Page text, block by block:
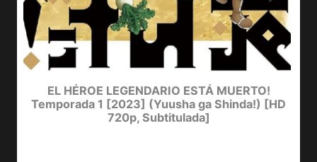
EL HÉROE LEGENDARIO ESTÁ MUERTO!
Temporada 1 [2023] (Yuusha ga Shinda!) [HD
720p, Subtitulada]